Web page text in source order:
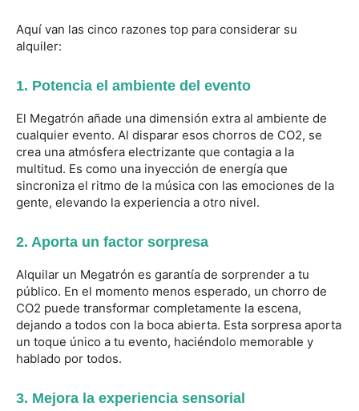
Aquí van las cinco razones top para considerar su
alquiler:
1. Potencia el ambiente del evento
El Megatrón añade una dimensión extra al ambiente de
cualquier evento. Al disparar esos chorros de CO2, se
crea una atmósfera electrizante que contagia a la
multitud. Es como una inyección de energía que
sincroniza el ritmo de la música con las emociones de la
gente, elevando la experiencia a otro nivel.
2. Aporta un factor sorpresa
Alquilar un Megatrón es garantía de sorprender a tu
público. En el momento menos esperado, un chorro de
CO2 puede transformar completamente la escena,
dejando a todos con la boca abierta. Esta sorpresa aporta
un toque único a tu evento, haciéndolo memorable y
hablado por todos.
3. Mejora la experiencia sensorial